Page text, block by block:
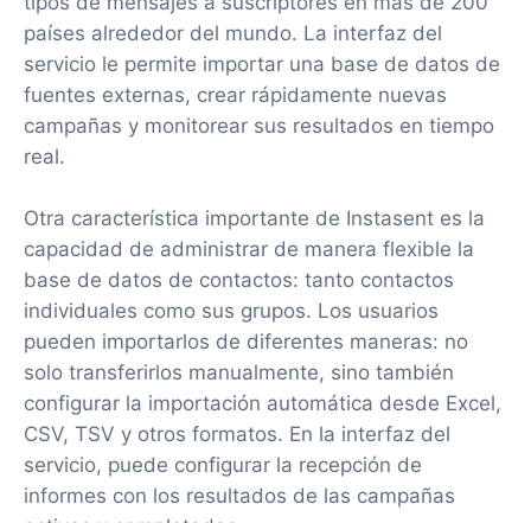
países alrededor del mundo. La interfaz del
servicio le permite importar una base de datos de
fuentes externas, crear rápidamente nuevas
campañas y monitorear sus resultados en tiempo
real.
Otra característica importante de Instasent es la
capacidad de administrar de manera flexible la
base de datos de contactos: tanto contactos
individuales como sus grupos. Los usuarios
pueden importarlos de diferentes maneras: no
solo transferirlos manualmente, sino también
configurar la importación automática desde Excel,
CSV, TSV y otros formatos. En la interfaz del
servicio, puede configurar la recepción de
informes con los resultados de las campañas